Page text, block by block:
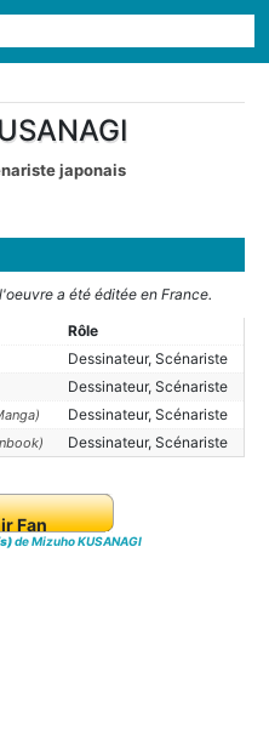
japonais)
japonais
a été éditée en France.
Rôle
Dessinateur, Scénariste
Dessinateur, Scénariste
Dessinateur, Scénariste
Dessinateur, Scénariste
Fan
de Mizuho KUSANAGI